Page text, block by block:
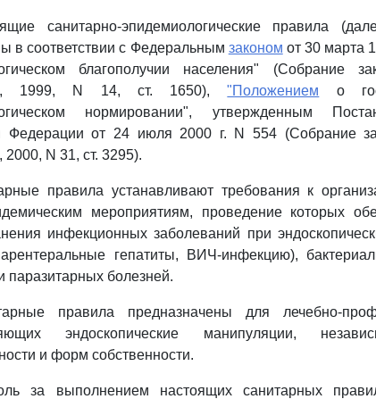
санитарно-эпидемиологические правила
в соответствии с Федеральным законом от 30 марта
благополучии населения" (Собрание
1999, N 14, ст. 1650),"Положением о
нормировании", утвержденным
Федерации от 24 июля 2000 г. N 554 (Собрание
N 31, ст. 3295).
правила устанавливают требования к
мероприятиям, проведение которых
инфекционных заболеваний при
гепатиты, ВИЧ-инфекцию),
паразитарных болезней.
правила предназначены для лечебно-
эндоскопические манипуляции,
и форм собственности.
за выполнением настоящих санитарных